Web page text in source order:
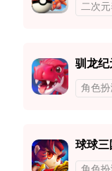
二次
驯龙纪
角色
球球三